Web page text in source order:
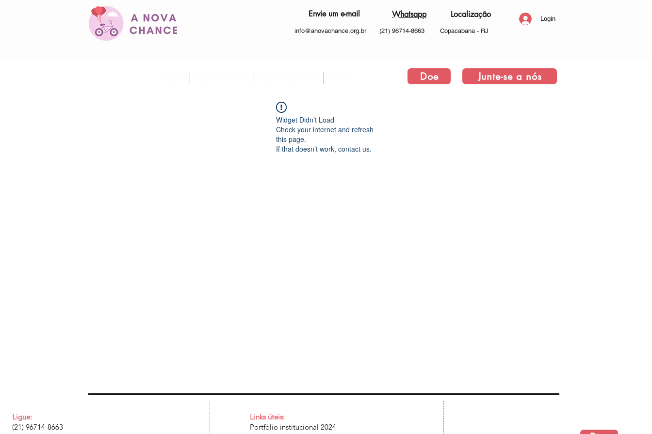
Envie um e-mail
info@anovachance.org.br
Whatsapp
(21) 96714-8663
Localização
Copacabana - RJ
Login
Doe Junte-se a nós
Widget Didn’t Load
Check your internet and refresh
this page.
If that doesn’t work, contact us.
Ligue:
(21) 96714-8663
Links úteis:
Portfólio institucional 2024